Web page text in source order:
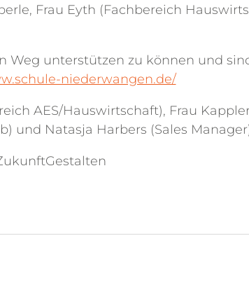
Frau Eyth (Fachbereich
Weg unterstützen zu können und
niederwangen.de/
AES/Hauswirtschaft), Frau
und Natasja Harbers (Sales